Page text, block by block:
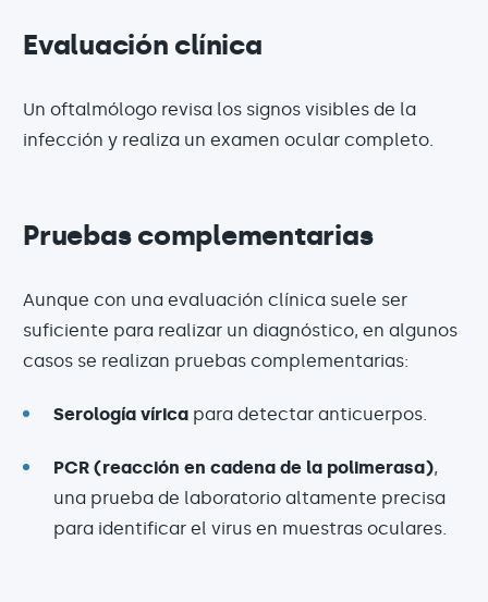
Evaluación clínica
Un oftalmólogo revisa los signos visibles de la
infección y realiza un examen ocular completo.
Pruebas complementarias
Aunque con una evaluación clínica suele ser
suficiente para realizar un diagnóstico, en algunos
casos se realizan pruebas complementarias:
Serología vírica para detectar anticuerpos.
PCR (reacción en cadena de la polimerasa),
una prueba de laboratorio altamente precisa
para identificar el virus en muestras oculares.